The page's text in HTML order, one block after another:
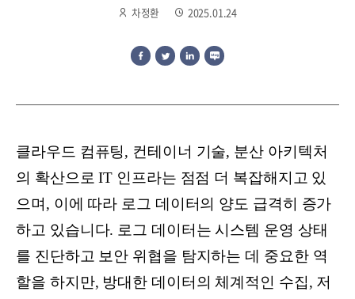
차정환 2025.01.24
클라우드 컴퓨팅, 컨테이너 기술, 분산 아키텍처
의 확산으로 IT 인프라는 점점 더 복잡해지고 있
으며, 이에 따라 로그 데이터의 양도 급격히 증가
하고 있습니다. 로그 데이터는 시스템 운영 상태
를 진단하고 보안 위협을 탐지하는 데 중요한 역
할을 하지만, 방대한 데이터의 체계적인 수집, 저